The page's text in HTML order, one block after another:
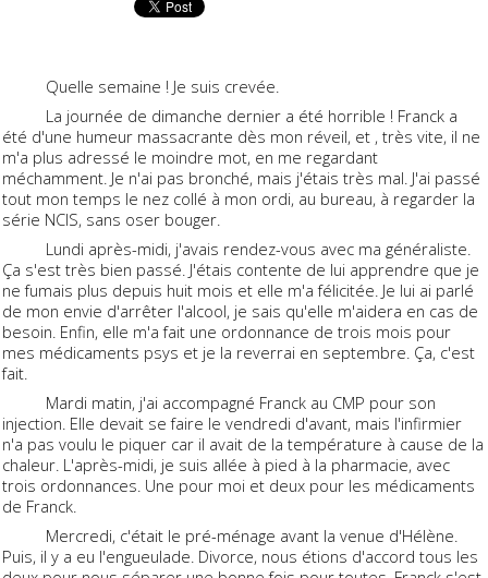
Quelle semaine ! Je suis crevée.
La journée de dimanche dernier a été horrible ! Franck a
été d'une humeur massacrante dès mon réveil, et , très vite, il ne
m'a plus adressé le moindre mot, en me regardant
méchamment. Je n'ai pas bronché, mais j'étais très mal. J'ai passé
tout mon temps le nez collé à mon ordi, au bureau, à regarder la
série NCIS, sans oser bouger.
Lundi après-midi, j'avais rendez-vous avec ma généraliste.
Ça s'est très bien passé. J'étais contente de lui apprendre que je
ne fumais plus depuis huit mois et elle m'a félicitée. Je lui ai parlé
de mon envie d'arrêter l'alcool, je sais qu'elle m'aidera en cas de
besoin. Enfin, elle m'a fait une ordonnance de trois mois pour
mes médicaments psys et je la reverrai en septembre. Ça, c'est
fait.
Mardi matin, j'ai accompagné Franck au CMP pour son
injection. Elle devait se faire le vendredi d'avant, mais l'infirmier
n'a pas voulu le piquer car il avait de la température à cause de la
chaleur. L'après-midi, je suis allée à pied à la pharmacie, avec
trois ordonnances. Une pour moi et deux pour les médicaments
de Franck.
Mercredi, c'était le pré-ménage avant la venue d'Hélène.
Puis, il y a eu l'engueulade. Divorce, nous étions d'accord tous les